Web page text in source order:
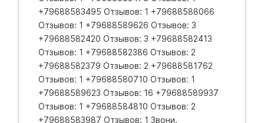
+79688583495 Отзывов: 1 +79688588066
Отзывов: 1 +79688589626 Отзывов: 3
+79688582420 Отзывов: 3 +79688582413
Отзывов: 1 +79688582386 Отзывов: 2
+79688582379 Отзывов: 2 +79688581762
Отзывов: 1 +79688580710 Отзывов: 1
+79688589623 Отзывов: 16 +79688589937
Отзывов: 1 +79688584810 Отзывов: 2
+79688583987 Отзывов: 1 Звони.